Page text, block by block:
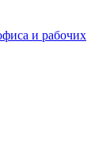
и рабочих